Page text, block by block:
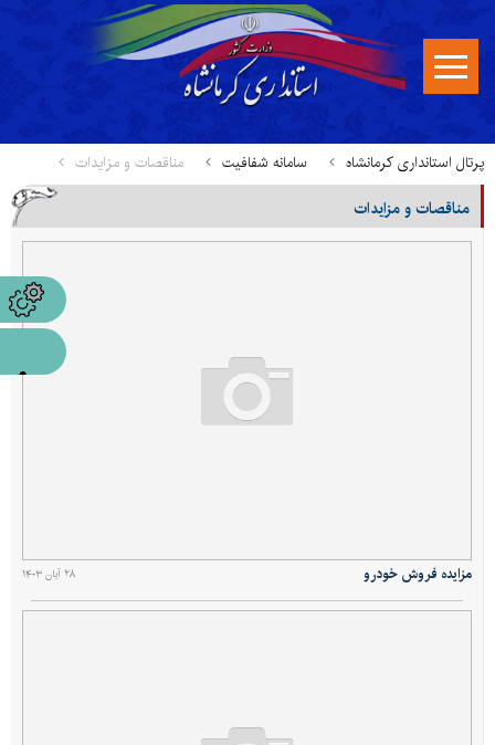
پرتال استانداری کرمانشاه سامانه شفافیت مناقصات و مزایدات
مناقصات و مزایدات
۲۸ آبان ۱۴۰۳ مزایده فروش خودرو